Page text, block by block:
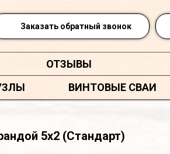
Заказать обратный звонок
ОТЗЫВЫ
ВИНТОВЫЕ СВАИ
5х2 (Стандарт)